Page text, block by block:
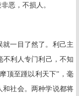
恶，不损人。
一目了然了。利己主
不利人专门利己，不知
顶至踵以利天下”，毫
和社会。两种学说都将